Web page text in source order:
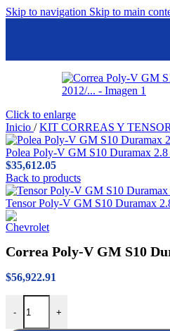
Skip to navigation Skip to main
Click to enlarge
Inicio / KIT CORREAS Y
Polea Poly-V GM S10 Duramax
$35,612.05
Back to products
Tensor Poly-V GM S10 Duramax
Correa Poly-V GM S10
$56,922.91
-
Correa Poly-V GM S10 Duramax
+